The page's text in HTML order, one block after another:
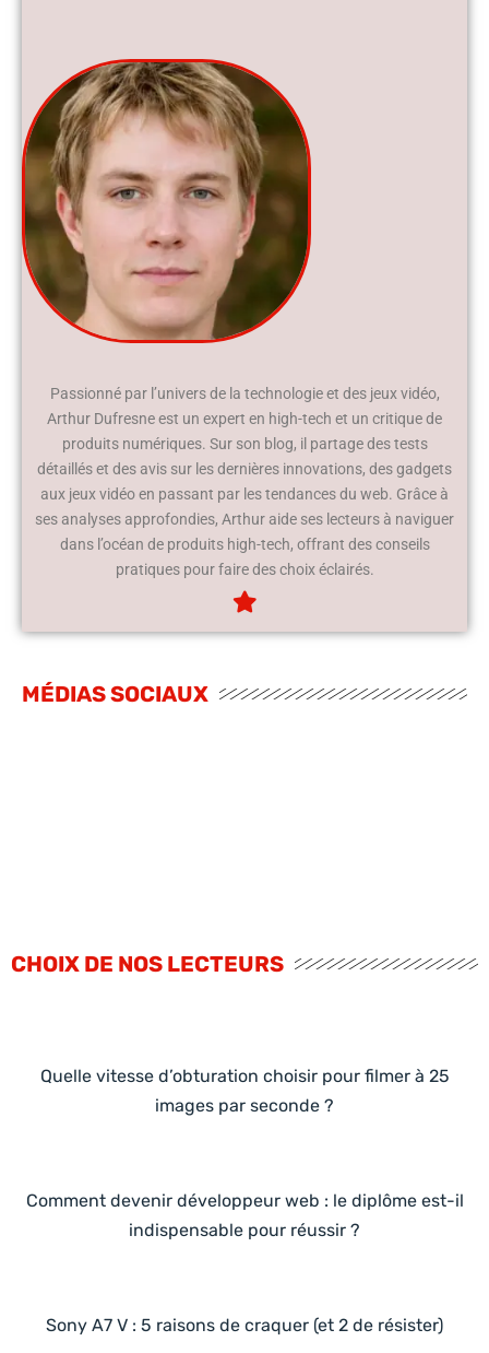
Passionné par l’univers de la technologie et des jeux vidéo,
Arthur Dufresne est un expert en high-tech et un critique de
produits numériques. Sur son blog, il partage des tests
détaillés et des avis sur les dernières innovations, des gadgets
aux jeux vidéo en passant par les tendances du web. Grâce à
ses analyses approfondies, Arthur aide ses lecteurs à naviguer
dans l’océan de produits high-tech, offrant des conseils
pratiques pour faire des choix éclairés.
MÉDIAS SOCIAUX
CHOIX DE NOS LECTEURS
Quelle vitesse d’obturation choisir pour filmer à 25
images par seconde ?
Comment devenir développeur web : le diplôme est-il
indispensable pour réussir ?
Sony A7 V : 5 raisons de craquer (et 2 de résister)